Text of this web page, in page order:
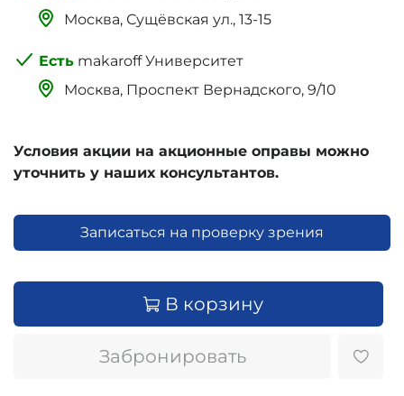
Москва, Сущёвская ул., 13-15
makaroff Университет
Москва, Проспект Вернадского, 9/10
Условия акции на акционные оправы можно
уточнить у наших консультантов.
Записаться на проверку зрения
В корзину
Забронировать